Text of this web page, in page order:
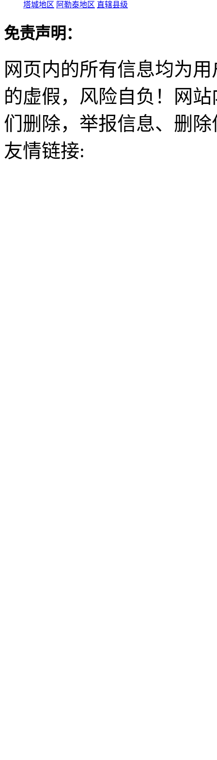
塔城地区 阿勒泰地区 直辖县级
免责声明：
网页内的所有信息均为
的虚假，风险自负！网
们删除，举报信息、删
友情链接: